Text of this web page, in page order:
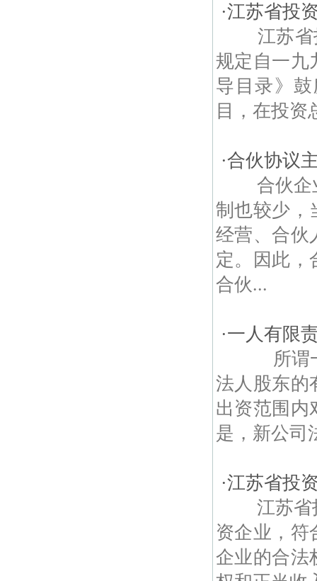
·江苏省投
江苏省投
规定自一九
导目录》
目，在投资
·合伙协议
合伙企业
制也较少，
经营、合伙
定。因此，
合伙...
·一人有限
所谓一人
法人股东的
出资范围内
是，新公司
·江苏省投
江苏省投
资企业，符
企业的合法